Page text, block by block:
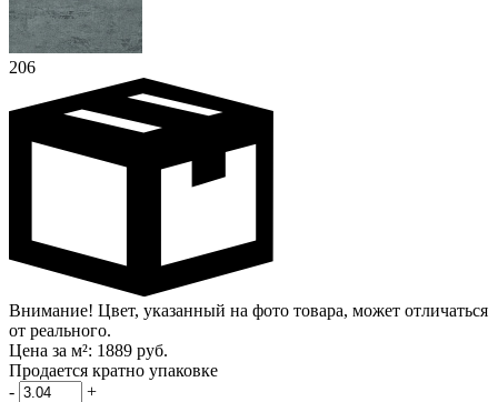
206
Внимание! Цвет, указанный на фото товара, может отличаться
от реального.
Цена за м²: 1889 руб.
Продается кратно упаковке
-
+